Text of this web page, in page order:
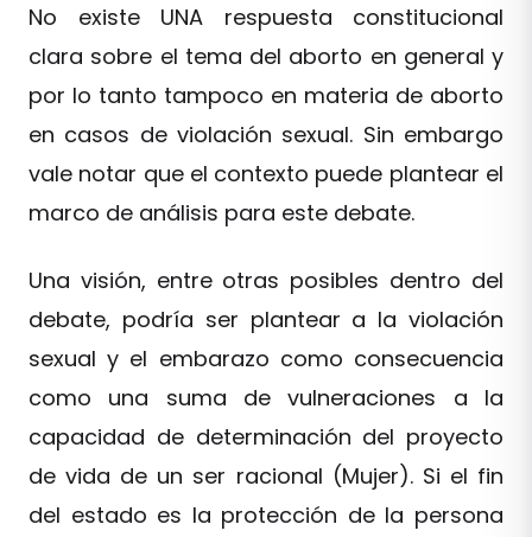
No existe UNA respuesta constitucional
clara sobre el tema del aborto en general y
por lo tanto tampoco en materia de aborto
en casos de violación sexual. Sin embargo
vale notar que el contexto puede plantear el
marco de análisis para este debate.
Una visión, entre otras posibles dentro del
debate, podría ser plantear a la violación
sexual y el embarazo como consecuencia
como una suma de vulneraciones a la
capacidad de determinación del proyecto
de vida de un ser racional (Mujer). Si el fin
del estado es la protección de la persona